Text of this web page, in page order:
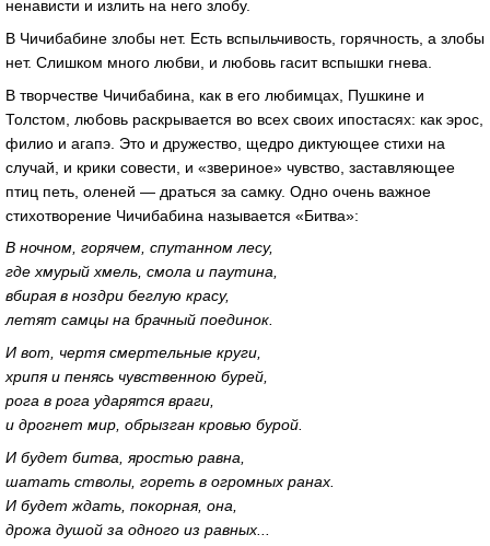
ненависти и излить на него злобу.
В Чичибабине злобы нет. Есть вспыльчивость, горячность, а злобы
нет. Слишком много любви, и любовь гасит вспышки гнева.
В творчестве Чичибабина, как в его любимцах, Пушкине и
Толстом, любовь раскрывается во всех своих ипостасях: как эрос,
филио и агапэ. Это и дружество, щедро диктующее стихи на
случай, и крики совести, и «звериное» чувство, заставляющее
птиц петь, оленей — драться за самку. Одно очень важное
стихотворение Чичибабина называется «Битва»:
В ночном, горячем, спутанном лесу,
где хмурый хмель, смола и паутина,
вбирая в ноздри беглую красу,
летят самцы на брачный поединок.
И вот, чертя смертельные круги,
хрипя и пенясь чувственною бурей,
рога в рога ударятся враги,
и дрогнет мир, обрызган кровью бурой.
И будет битва, яростью равна,
шатать стволы, гореть в огромных ранах.
И будет ждать, покорная, она,
дрожа душой за одного из равных...